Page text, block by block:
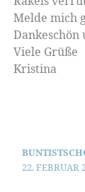
Melde mich
Dankeschön
Viele Grüße
Kristina
22. FEBRUAR